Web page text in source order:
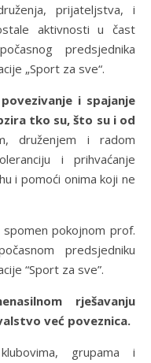
prijateljstva, i
aktivnosti u čast
predsjednika
„Sport za sve“.
povezivanje i spajanje
tko su, što su i od
druženjem i radom
i prihvaćanje
i pomoći onima koji ne
pokojnom prof.
predsjedniku
“Sport za sve”.
rješavanju
već poveznica.
grupama i